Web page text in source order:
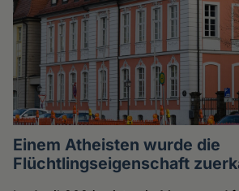
Einem Atheisten wurde die
Flüchtlingseigenschaft